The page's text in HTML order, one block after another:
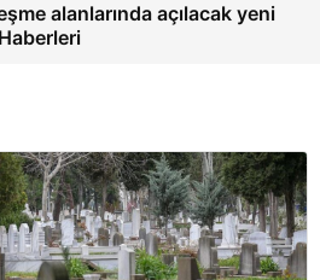
alanlarında açılacak yeni